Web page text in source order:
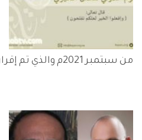
من سبتمبر 2021م والذي تم إقراره..